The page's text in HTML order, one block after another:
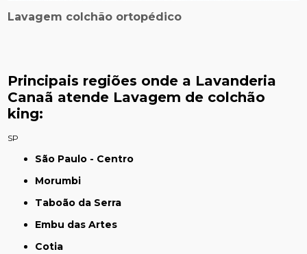
Lavagem colchão ortopédico
Principais regiões onde a Lavanderia
Canaã atende Lavagem de colchão
king:
SP
São Paulo - Centro
Morumbi
Taboão da Serra
Embu das Artes
Cotia